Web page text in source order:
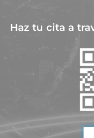
Haz tu cita a